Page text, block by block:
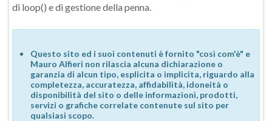
di loop() e di gestione della penna.
Questo sito ed i suoi contenuti è fornito "così com'è" e
Mauro Alfieri non rilascia alcuna dichiarazione o
garanzia di alcun tipo, esplicita o implicita, riguardo alla
completezza, accuratezza, affidabilità, idoneità o
disponibilità del sito o delle informazioni, prodotti,
servizi o grafiche correlate contenute sul sito per
qualsiasi scopo.